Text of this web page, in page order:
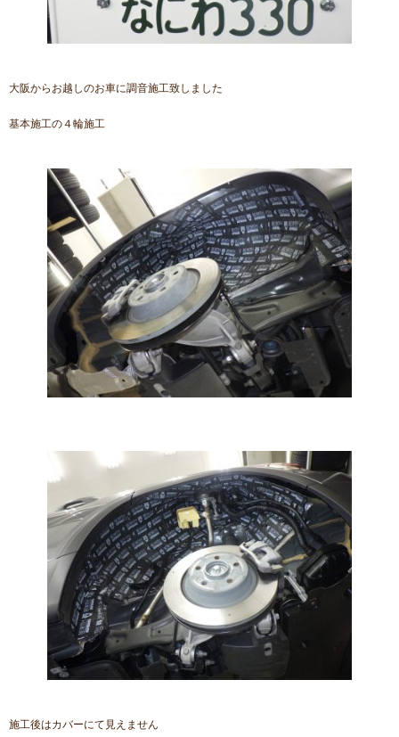
大阪からお越しのお車に調音施工致しました
基本施工の４輪施工
施工後はカバーにて見えません